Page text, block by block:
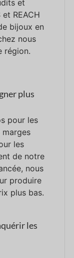
et
REACH
bijoux en
nous
région.
plus
pour les
les
de notre
nous
produire
plus bas.
les